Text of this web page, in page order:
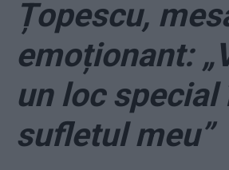
Țopescu,
emoționant:
un loc special
sufletul meu”